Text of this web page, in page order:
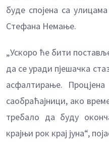
буде спојена са
Стефана Немање.
„Ускоро ће бити
да се уради пјешачка
асфалтирање.
саобраћајници, ако
требало да буду
крајњи рок крај јуна“,